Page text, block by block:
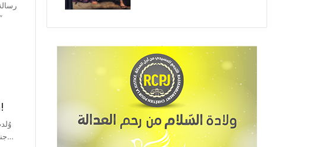
من متزوّجة، الى راهبة، ومن ثمّ قدّيسة!
جنوة بإيطاليا لعائلة من طبقة النبلاء فهي ابنة الدوق جورجيو…